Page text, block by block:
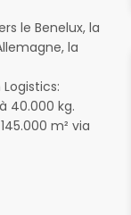
le Benelux, la
la
40.000 kg.
m² via